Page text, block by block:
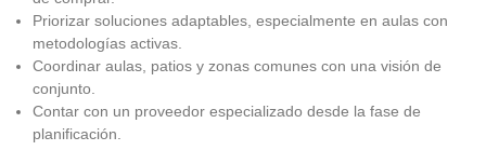
Priorizar soluciones adaptables, especialmente en aulas con
metodologías activas.
Coordinar aulas, patios y zonas comunes con una visión de
conjunto.
Contar con un proveedor especializado desde la fase de
planificación.